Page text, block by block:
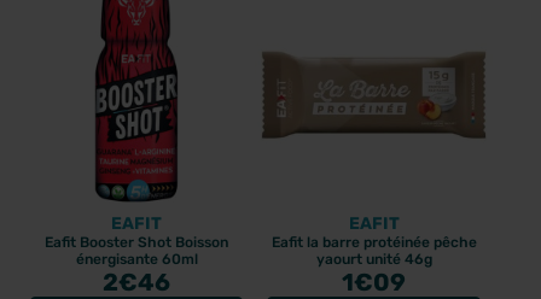
EAFIT
Eafit Booster Shot Boisson
énergisante 60ml
2€46
EAFIT
Eafit la barre protéinée pêche
yaourt unité 46g
1€09